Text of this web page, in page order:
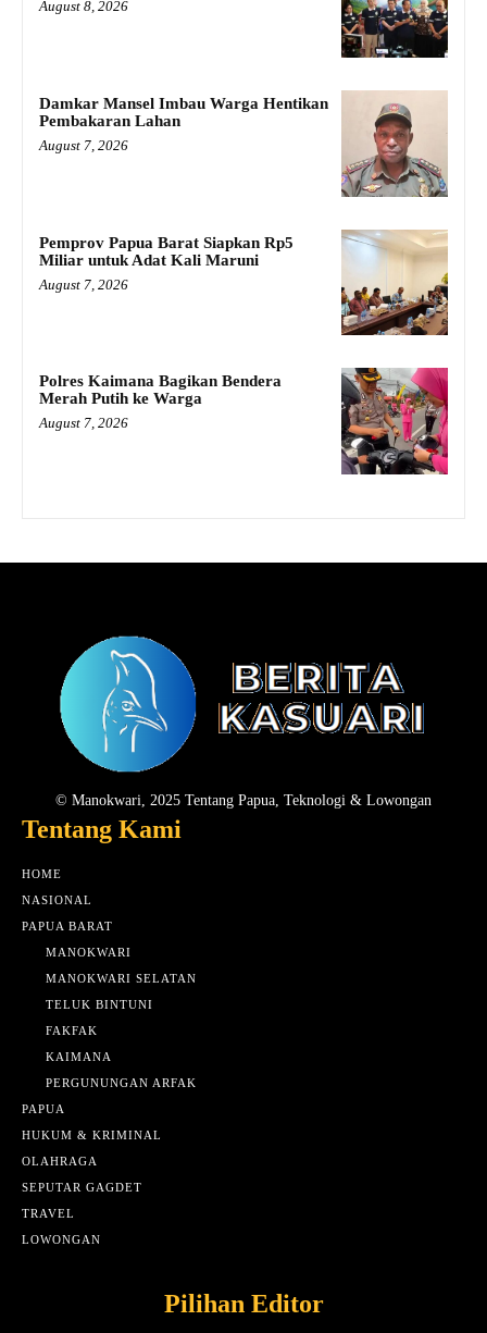
August 8, 2026
Damkar Mansel Imbau Warga Hentikan
Pembakaran Lahan
August 7, 2026
Pemprov Papua Barat Siapkan Rp5
Miliar untuk Adat Kali Maruni
August 7, 2026
Polres Kaimana Bagikan Bendera
Merah Putih ke Warga
August 7, 2026
© Manokwari, 2025 Tentang Papua, Teknologi & Lowongan
Tentang Kami
HOME
NASIONAL
PAPUA BARAT
MANOKWARI
MANOKWARI SELATAN
TELUK BINTUNI
FAKFAK
KAIMANA
PERGUNUNGAN ARFAK
PAPUA
HUKUM & KRIMINAL
OLAHRAGA
SEPUTAR GAGDET
TRAVEL
LOWONGAN
Pilihan Editor